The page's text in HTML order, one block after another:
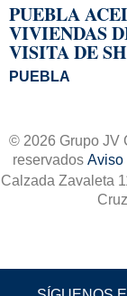
PUEBLA
VIVIENDAS
VISITA DE
PUEBLA
© 2026 Grupo JV
reservados Aviso
Calzada Zavaleta